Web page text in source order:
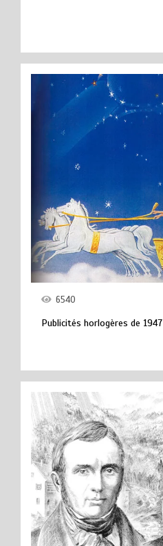
6540
Publicités horlogères de 1947